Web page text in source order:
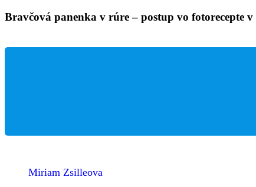
Bravčová panenka v rúre – postup vo fotorecepte v
Miriam Zsilleova